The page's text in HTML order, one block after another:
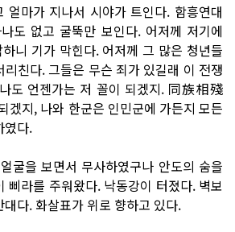
얼마가 지나서 시야가 트인다. 함흥연대
도 없고 굴뚝만 보인다. 어저께 저기에
니 기가 막힌다. 어저께 그 많은 청년들
친다. 그들은 무슨 죄가 있길래 이 전쟁
도 언젠가는 저 꼴이 되겠지. 同族相殘
겠지, 나와 한군은 인민군에 가든지 모든
였다.
굴을 보면서 무사하였구나 안도의 숨을
삐라를 주워왔다. 낙동강이 터졌다. 벽보
다. 화살표가 위로 향하고 있다.